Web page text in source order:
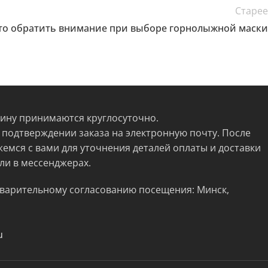
Старее
обратить внимание при выборе горнолыжной маски
принимаются круглосуточно.
заказа на электронную почту. После
с вами для уточнения деталей оплаты и доставки
в мессенджерах.
согласованию посещения: Минск,